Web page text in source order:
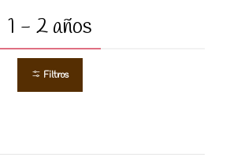
1 - 2 años
Filtros